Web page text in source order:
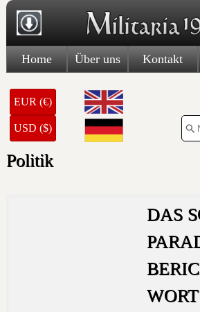
Home Über uns Kontakt
EUR (€)
USD ($)
Politik
DAS